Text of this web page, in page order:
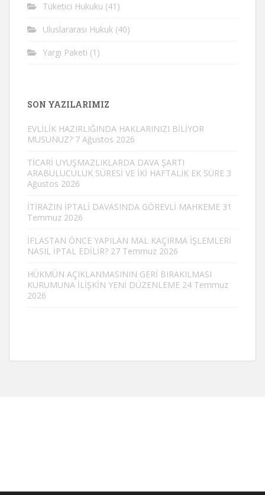
Tüketici Hukuku (41)
Uluslararası Hukuk (40)
Yargı Paketi (1)
SON YAZILARIMIZ
EVLİLİK HAZIRLIĞINDA HAKLARINIZI BİLİYOR
MUSUNUZ? 7 Ağustos 2026
TİCARİ UYUŞMAZLIKLARDA DAVA ŞARTI
ARABULUCULUK SÜRESİ VE İKİ HAFTALIK EK SÜRE 3
Ağustos 2026
İTİRAZIN İPTALİ DAVASINDA GÖREVLİ MAHKEME 31
Temmuz 2026
İFLASTAN ÖNCE YAPILAN MAL KAÇIRMA İŞLEMLERİ
NASIL İPTAL EDİLİR? 27 Temmuz 2026
HÜKMÜN AÇIKLANMASININ GERİ BIRAKILMASI
KURUMUNA İLİŞKİN YENİ DÜZENLEME 24 Temmuz
2026